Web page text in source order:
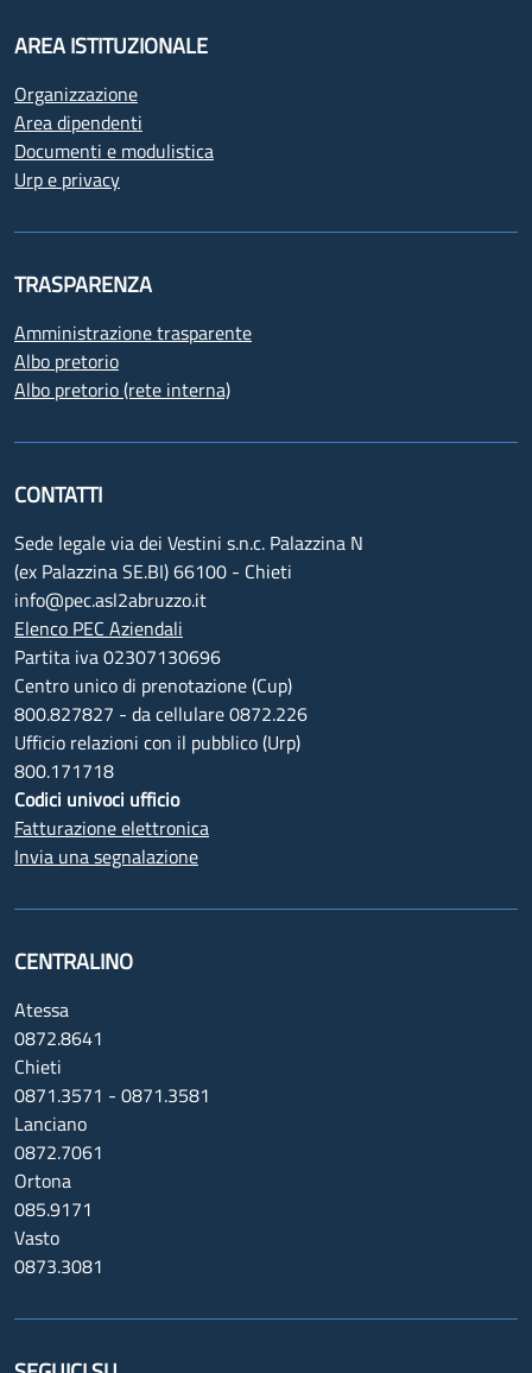
AREA ISTITUZIONALE
Organizzazione
Area dipendenti
Documenti e modulistica
Urp e privacy
TRASPARENZA
Amministrazione trasparente
Albo pretorio
Albo pretorio (rete interna)
CONTATTI
Sede legale via dei Vestini s.n.c. Palazzina N
(ex Palazzina SE.BI) 66100 - Chieti
info@pec.asl2abruzzo.it
Elenco PEC Aziendali
Partita iva 02307130696
Centro unico di prenotazione (Cup)
800.827827 - da cellulare 0872.226
Ufficio relazioni con il pubblico (Urp)
800.171718
Codici univoci ufficio
Fatturazione elettronica
Invia una segnalazione
CENTRALINO
Atessa
0872.8641
Chieti
0871.3571 - 0871.3581
Lanciano
0872.7061
Ortona
085.9171
Vasto
0873.3081